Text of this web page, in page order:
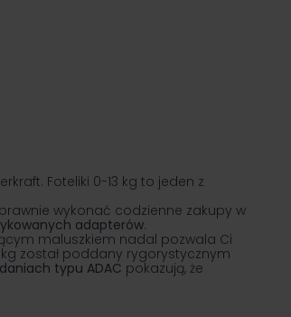
Foteliki 0-13 kg to jeden z
wykonać codzienne zakupy w
adapterów.
maluszkiem nadal pozwala Ci
kg został poddany rygorystycznym
typu ADAC pokazują, że